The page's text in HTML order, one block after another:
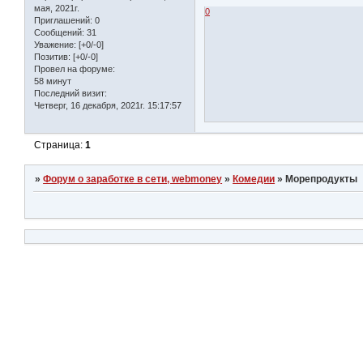
мая, 2021г.
Приглашений: 0
Сообщений: 31
Уважение: [+0/-0]
Позитив: [+0/-0]
Провел на форуме:
58 минут
Последний визит:
Четверг, 16 декабря, 2021г. 15:17:57
0
Страница:1
»Форум о заработке в сети, webmoney » Комедии » Морепродукты